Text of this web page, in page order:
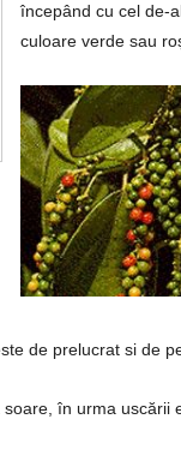
începând cu cel de-
culoare verde sau
de prelucrat si de
în urma